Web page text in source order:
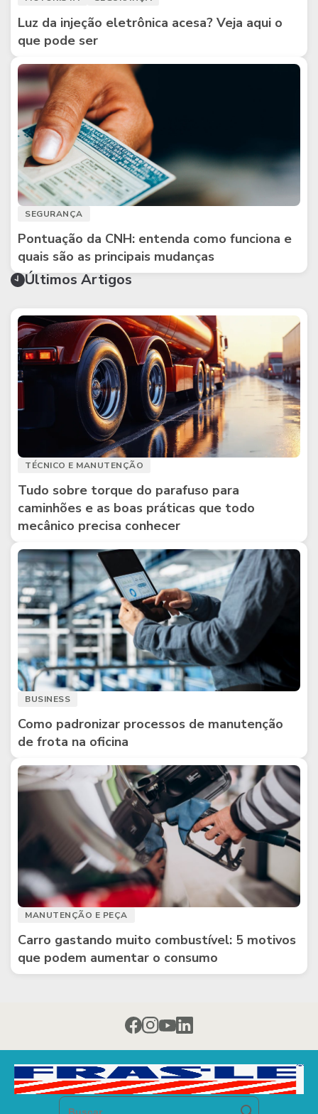
Luz da injeção eletrônica acesa? Veja aqui o
que pode ser
SEGURANÇA
Pontuação da CNH: entenda como funciona e
quais são as principais mudanças
Últimos Artigos
TÉCNICO E MANUTENÇÃO
Tudo sobre torque do parafuso para
caminhões e as boas práticas que todo
mecânico precisa conhecer
BUSINESS
Como padronizar processos de manutenção
de frota na oficina
MANUTENÇÃO E PEÇA
Carro gastando muito combustível: 5 motivos
que podem aumentar o consumo